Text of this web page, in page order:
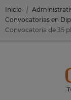
Inicio
Convocatorias en